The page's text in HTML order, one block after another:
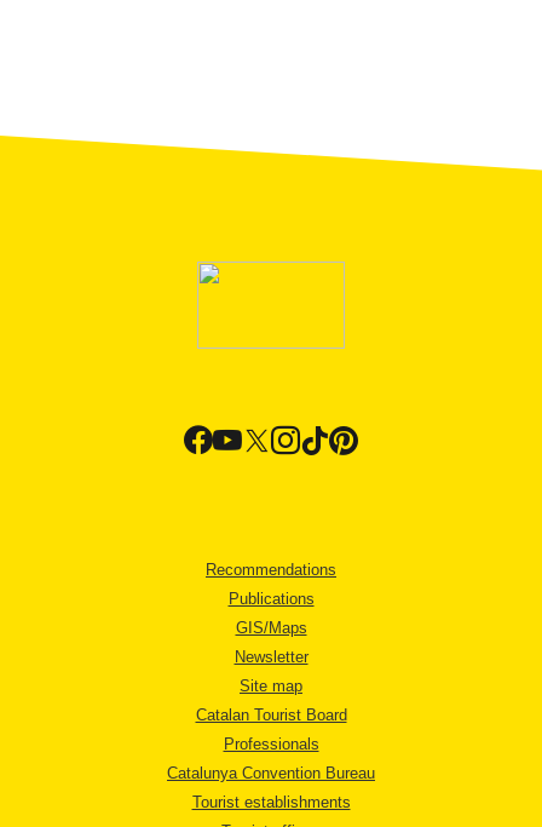
Recommendations
Publications
GIS/Maps
Newsletter
Site map
Catalan Tourist Board
Professionals
Catalunya Convention Bureau
Tourist establishments